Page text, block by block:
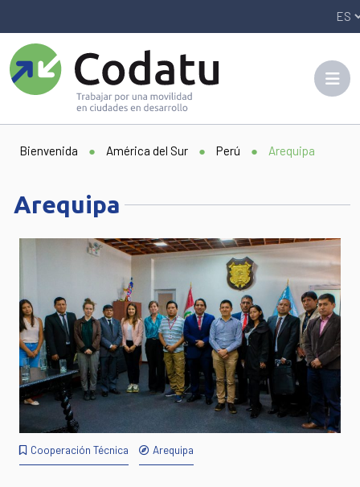
Bienvenida ● América del Sur ● Perú ● Arequipa
Arequipa
Cooperación Técnica Arequipa